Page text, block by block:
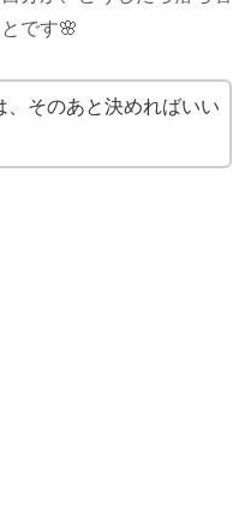
です🌸
、そのあと決めればいい